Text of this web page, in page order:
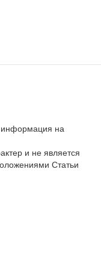
на
и не является
Статьи